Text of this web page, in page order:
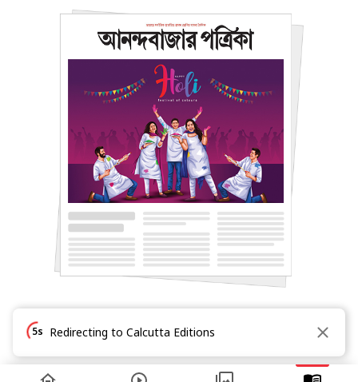
5s Redirecting to Calcutta Editions